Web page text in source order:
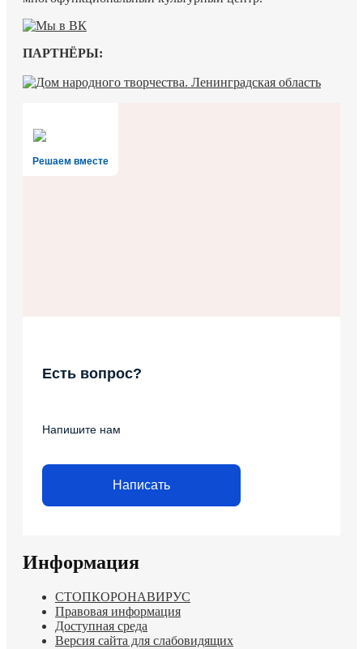
ПАРТНЁРЫ:
Решаем вместе
Есть вопрос?
Напишите нам
Написать
Информация
СТОПКОРОНАВИРУС
Правовая информация
Доступная среда
Версия сайта для слабовидящих